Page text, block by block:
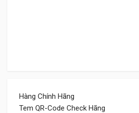
Hàng Chính Hãng
Tem QR-Code Check Hãng